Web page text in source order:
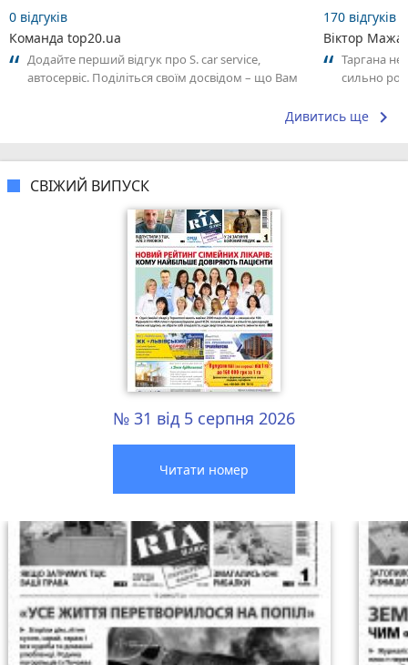
0 відгуків
Команда top20.ua
Додайте перший відгук про S. car service,
автосервіс. Поділіться своїм досвідом – що Вам
170 відгуків
Віктор
Таргана
сильно
Дивитись ще keyboard_arrow_right
СВІЖИЙ ВИПУСК
№ 31 від 5 серпня 2026
Читати номер